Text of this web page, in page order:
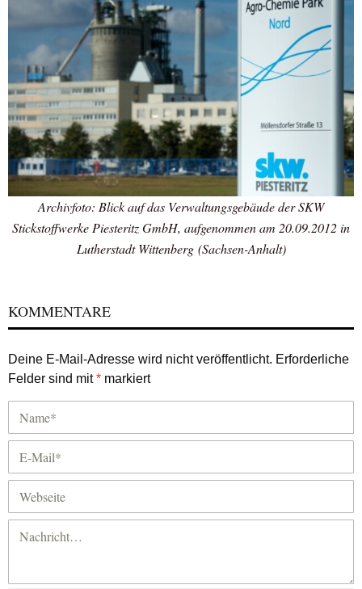
Archivfoto: Blick auf das Verwaltungsgebäude der SKW
Stickstoffwerke Piesteritz GmbH, aufgenommen am 20.09.2012 in
Lutherstadt Wittenberg (Sachsen-Anhalt)
KOMMENTARE
Deine E-Mail-Adresse wird nicht veröffentlicht. Erforderliche
Felder sind mit* markiert